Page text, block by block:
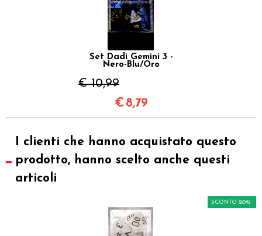
Set Dadi Gemini 3 -
Nero-Blu/Oro
€ 10,99
€ 8,79
I clienti che hanno acquistato questo
prodotto, hanno scelto anche questi
articoli
SCONTO 20%